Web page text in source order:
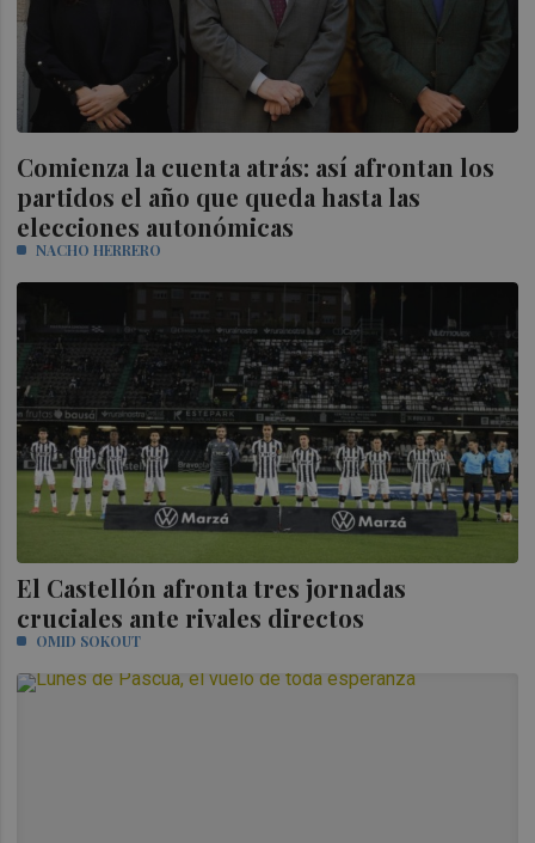
Comienza la cuenta atrás: así afrontan los
partidos el año que queda hasta las
elecciones autonómicas
NACHO HERRERO
El Castellón afronta tres jornadas
cruciales ante rivales directos
OMID SOKOUT